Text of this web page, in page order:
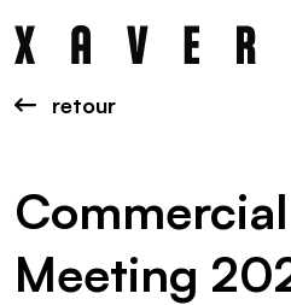
retour
Meeting